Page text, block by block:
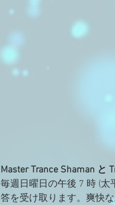
Master Trance Shaman と
毎週日曜日の午後 7 時 (
答を受け取ります。爽快